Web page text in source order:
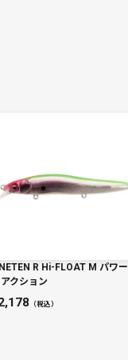
R Hi-FLOAT M パワー
クション
（税込）